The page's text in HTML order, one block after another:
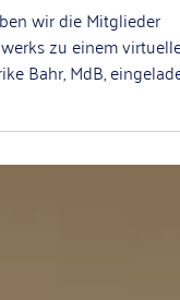
Bahr
die Mitglieder
Bahr, MdB, eingeladen.